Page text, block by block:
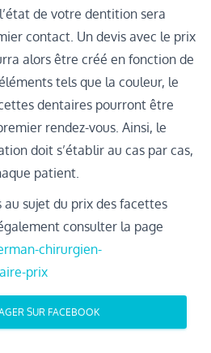
de votre dentition sera
contact. Un devis avec le prix
alors être créé en fonction de
tels que la couleur, le
dentaires pourront être
rendez-vous. Ainsi, le
doit s’établir au cas par cas,
patient.
au sujet du prix des facettes
consulter la page
chirurgien-
prix
SUR FACEBOOK